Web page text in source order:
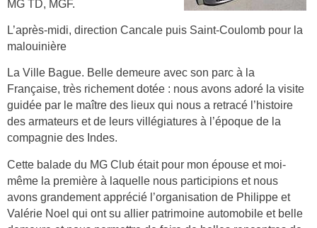
MG TD, MGF.
L’après-midi, direction Cancale puis Saint-Coulomb pour la
malouinière
La Ville Bague. Belle demeure avec son parc à la
Française, très richement dotée : nous avons adoré la visite
guidée par le maître des lieux qui nous a retracé l’histoire
des armateurs et de leurs villégiatures à l’époque de la
compagnie des Indes.
Cette balade du MG Club était pour mon épouse et moi-
même la première à laquelle nous participions et nous
avons grandement apprécié l’organisation de Philippe et
Valérie Noel qui ont su allier patrimoine automobile et belle